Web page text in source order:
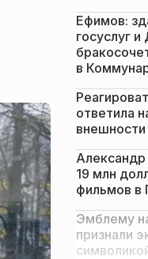
Ефимов:
госуслуг
в
ответила
внешности
Александр
19 млн
фильмов в
Эмблему
признали